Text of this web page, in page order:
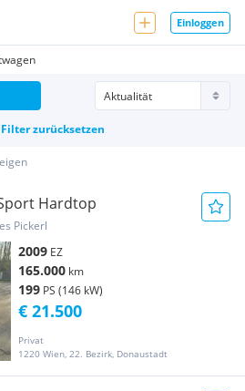
Einloggen
Filter zurücksetzen
Hardtop
Pickerl
2009 EZ
165.000 km
199 PS (146 kW)
Privat
1220 Wien, 22. Bezirk, Donaustadt
€ 21.500